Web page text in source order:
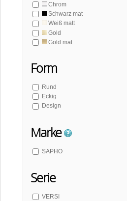
Chrom
Schwarz mat
Weiß matt
Gold
Gold mat
Form
Rund
Eckig
Design
Marke
SAPHO
Serie
VERSI